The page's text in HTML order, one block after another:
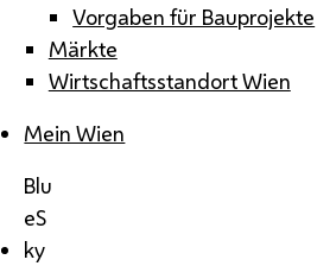
Vorgaben für Bauprojekte
Märkte
Wirtschaftsstandort Wien
Mein Wien
Blu
eS
ky